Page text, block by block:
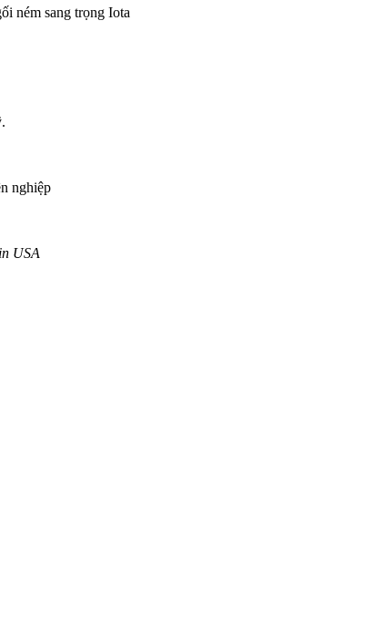
ném sang trọng Iota
nghiệp
USA